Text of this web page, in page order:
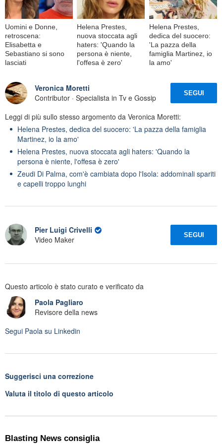
Uomini e Donne,
retroscena:
Elisabetta e
Sebastiano si sono
lasciati
Helena Prestes,
nuova stoccata agli
haters: 'Quando la
persona è niente,
l'offesa è zero'
Helena Prestes,
dedica del suocero:
'La pazza della
famiglia Martinez, io
la amo'
Veronica Moretti
Contributor · Specialista in Tv e Gossip
SEGUI
Leggi di più sullo stesso argomento da Veronica Moretti:
Helena Prestes, dedica del suocero: 'La pazza della famiglia
Martinez, io la amo'
Helena Prestes, nuova stoccata agli haters: 'Quando la
persona è niente, l'offesa è zero'
Zeudi Di Palma, com'è cambiata dopo l'Isola: addominali spariti
e capelli troppo lunghi
Pier Luigi Crivelli
Video Maker
SEGUI
Questo articolo è stato curato e verificato da
Paola Pagliaro
Revisore della news
Segui Paola su Linkedin
Suggerisci una correzione
Valuta il titolo di questo articolo
Blasting News consiglia